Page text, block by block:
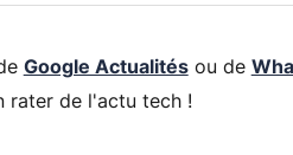
Google Actualitésou de
rater de l'actu tech !